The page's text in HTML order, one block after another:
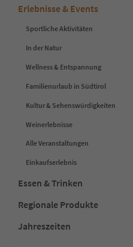
Erlebnisse & Events
Sportliche Aktivitäten
In der Natur
Wellness & Entspannung
Familienurlaub in Südtirol
Kultur & Sehenswürdigkeiten
Weinerlebnisse
Alle Veranstaltungen
Einkaufserlebnis
Essen & Trinken
Regionale Produkte
Jahreszeiten